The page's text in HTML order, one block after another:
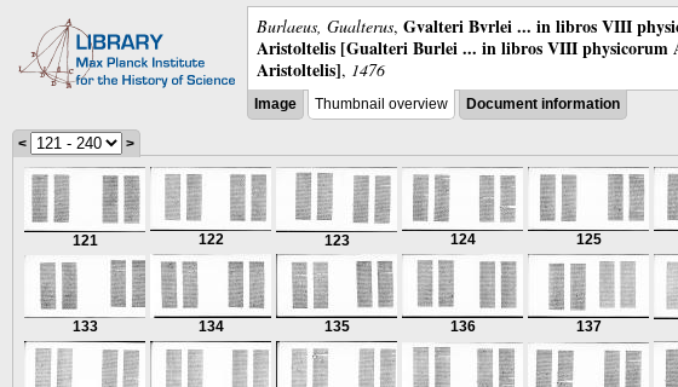
Burlaeus, Gualterus, Gvalteri Bvrlei ... in libros VIII
Aristoltelis [Gualteri Burlei ... in libros VIII physicorum
Aristoltelis], 1476
Image Thumbnail overview Document information
< >
121 122 123 124 125
133 134 135 136 137